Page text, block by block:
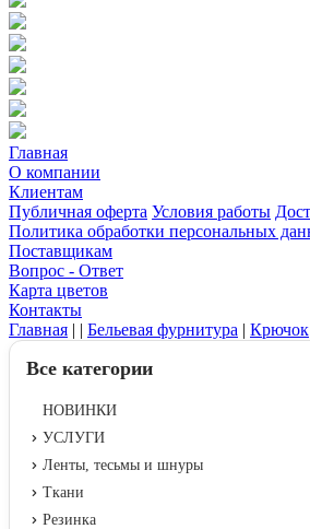
Главная
О компании
Клиентам
Публичная оферта Условия работы
Политика обработки персональных
Поставщикам
Вопрос - Ответ
Карта цветов
Контакты
Главная | | Бельевая фурнитура | Крючок
Все категории
НОВИНКИ
УСЛУГИ
Ленты, тесьмы и шнуры
Ткани
Резинка